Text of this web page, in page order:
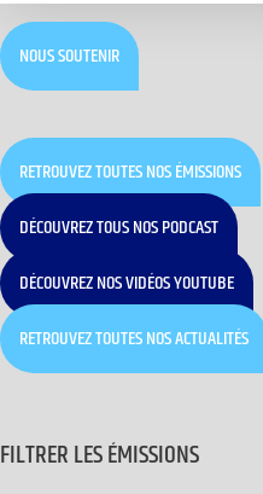
NOUS SOUTENIR
RETROUVEZ TOUTES NOS ÉMISSIONS
DÉCOUVREZ TOUS NOS PODCAST
DÉCOUVREZ NOS VIDÉOS YOUTUBE
RETROUVEZ TOUTES NOS ACTUALITÉS
FILTRER LES ÉMISSIONS